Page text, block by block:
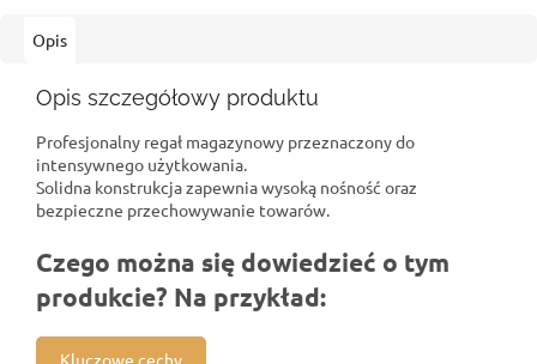
Opis
Opis szczegółowy produktu
Profesjonalny regał magazynowy przeznaczony do
intensywnego użytkowania.
Solidna konstrukcja zapewnia wysoką nośność oraz
bezpieczne przechowywanie towarów.
Czego można się dowiedzieć o tym
produkcie? Na przykład:
Kluczowe cechy